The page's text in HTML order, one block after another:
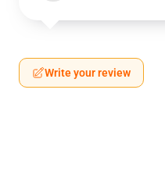
Write your review